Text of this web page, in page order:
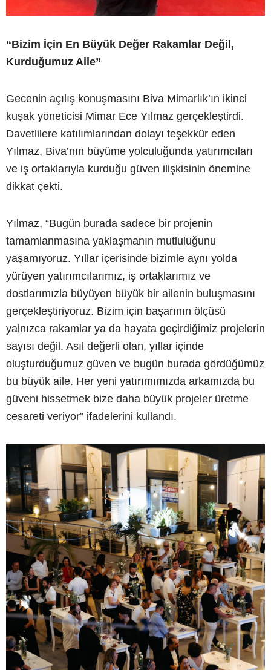
“Bizim İçin En Büyük Değer Rakamlar Değil,
Kurduğumuz Aile”
Gecenin açılış konuşmasını Biva Mimarlık’ın ikinci
kuşak yöneticisi Mimar Ece Yılmaz gerçekleştirdi.
Davetlilere katılımlarından dolayı teşekkür eden
Yılmaz, Biva’nın büyüme yolculuğunda yatırımcıları
ve iş ortaklarıyla kurduğu güven ilişkisinin önemine
dikkat çekti.
Yılmaz, “Bugün burada sadece bir projenin
tamamlanmasına yaklaşmanın mutluluğunu
yaşamıyoruz. Yıllar içerisinde bizimle aynı yolda
yürüyen yatırımcılarımız, iş ortaklarımız ve
dostlarımızla büyüyen büyük bir ailenin buluşmasını
gerçekleştiriyoruz. Bizim için başarının ölçüsü
yalnızca rakamlar ya da hayata geçirdiğimiz projelerin
sayısı değil. Asıl değerli olan, yıllar içinde
oluşturduğumuz güven ve bugün burada gördüğümüz
bu büyük aile. Her yeni yatırımımızda arkamızda bu
güveni hissetmek bize daha büyük projeler üretme
cesareti veriyor” ifadelerini kullandı.